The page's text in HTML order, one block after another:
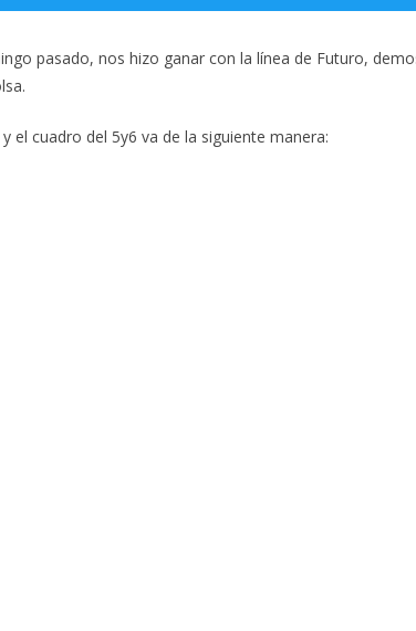
pasado, nos hizo ganar con la línea de Futuro,
el cuadro del 5y6 va de la siguiente manera: